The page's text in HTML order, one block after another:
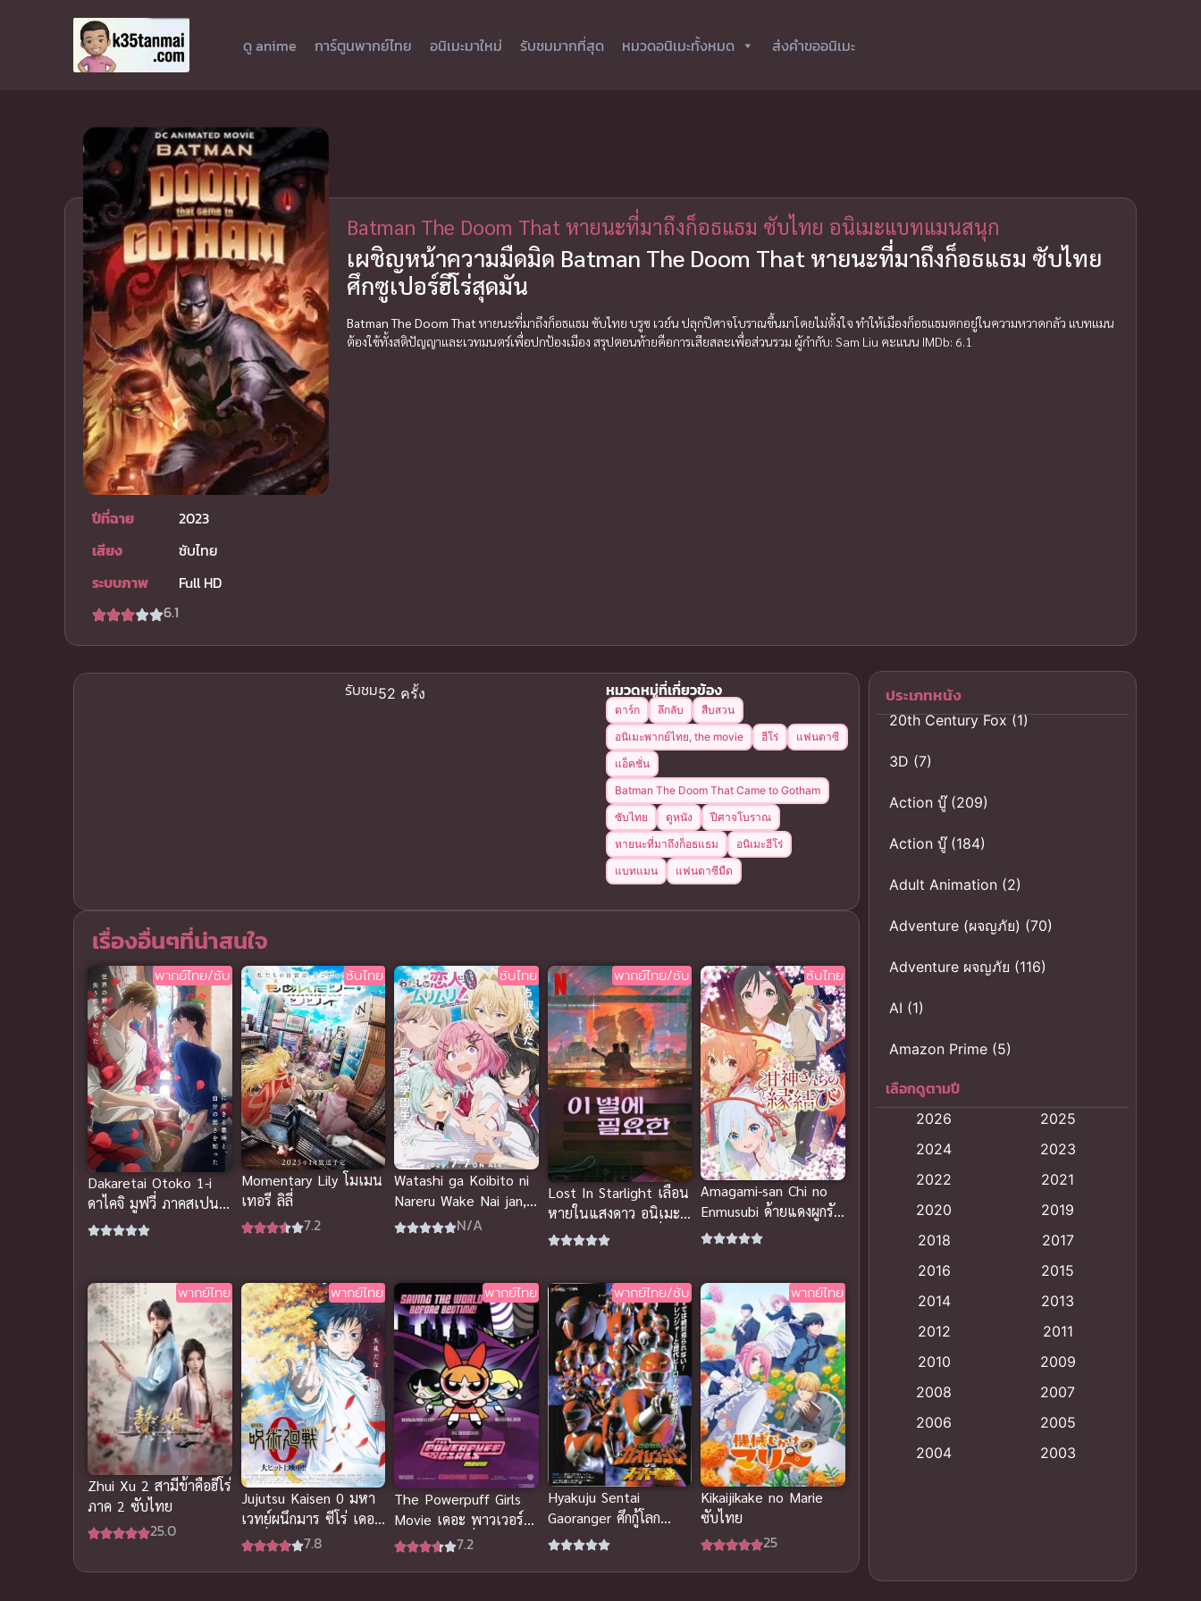
ดู anime การ์ตูนพากย์ไทย อนิเมะมาใหม่ รับชมมากที่สุด หมวดอนิเมะทั้งหมด ส่งคำขออนิเมะ
ปีที่ฉาย
2023
เสียง
ซับไทย
ระบบภาพ
Full HD
6.1
Batman The Doom That หายนะที่มาถึงก็อธแธม ซับไทย อนิเมะแบทแมนสนุก
เผชิญหน้าความมืดมิด Batman The Doom That หายนะที่มาถึงก็อธแธม ซับไทย
ศึกซูเปอร์ฮีโร่สุดมัน
Batman The Doom That หายนะที่มาถึงก็อธแธม ซับไทย บรูซ เวย์น ปลุกปีศาจโบราณขึ้นมาโดยไม่ตั้งใจ ทำให้เมืองก็อธแธมตกอยู่ในความหวาดกลัว แบทแมน
ต้องใช้ทั้งสติปัญญาและเวทมนตร์เพื่อปกป้องเมือง สรุปตอนท้ายคือการเสียสละเพื่อส่วนรวม ผู้กำกับ: Sam Liu คะแนน IMDb: 6.1
รับชม52 ครั้ง หมวดหมู่ที่เกี่ยวข้อง
ดาร์ก ลึกลับ
สืบสวน
อนิเมะพากย์ไทย, the movie
ฮีโร่
แฟนตาซี
แอ็คชั่น
Batman The Doom That Came to Gotham
ซับไทย
ดูหนัง
ปีศาจโบราณ
หายนะที่มาถึงก็อธแธม
อนิเมะฮีโร่
แบทแมน
แฟนตาซีมืด
เรื่องอื่นๆที่น่าสนใจ
พากย์ไทย/ซับ
Dakaretai Otoko 1-i
ดาไคจิ มูฟวี่ ภาคสเปน
อนิเมะซับไทย สุดฟิน
ซับไทย
Momentary Lily โมเมน
เทอรี ลิลี่
7.2
ซับไทย
Watashi ga Koibito ni
Nareru Wake Nai jan,
Muri Muri! (Muri ja
(หรือว่าจะไหวนะ!?)
N/A
พากย์ไทย/ซับ
Lost In Starlight เลือน
หายในแสงดาว อนิเมะ
พากย์ไทย สุดยอดเรื่อง
ซับไทย
Amagami-san Chi no
Enmusubi ด้ายแดงผูกรัก
บ้านอามากามิ
พากย์ไทย
Zhui Xu 2 สามีข้าคือฮีโร่
ภาค 2 ซับไทย
25.0
พากย์ไทย
Jujutsu Kaisen 0 มหา
เวทย์ผนึกมาร ซีโร่ เดอะ
มูฟวี่ พากย์ไทยสุดเดือด
7.8
พากย์ไทย
The Powerpuff Girls
Movie เดอะ พาวเวอร์
พัฟเกิร์ล มูฟวี่ พากย์ไทย
7.2
พากย์ไทย/ซับ
Hyakuju Sentai
Gaoranger ศึกกู้โลก
ขบวนการสรรพสัตว์ กา
พากย์ไทย
Kikaijikake no Marie
ซับไทย
25
ประเภทหนัง
20th Century Fox(1)
3D (7)
Action บู๊(209)
Action บู๊(184)
Adult Animation (2)
Adventure (ผจญภัย) (70)
Adventure ผจญภัย (116)
AI (1)
Amazon Prime (5)
Anal (ประตูหลัง)
Animation การ์ตูน
Animation อนิเมะ
Animation แอนิเมชัน (19)
anime(9)
Big tits (นมใหญ่)
Bitch (ผู้หญิงร่าน)
Bondage (ทาส)(1)
เลือกดูตามปี
2026
2025
2024
2023
2022
2021
2020
2019
2018
2017
2016
2015
2014
2013
2012
2011
2010
2009
2008
2007
2006
2005
2004
2003